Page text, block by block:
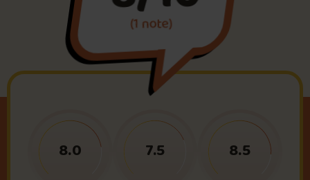
Foire aux questions
(1 note)
8.0 7.5 8.5